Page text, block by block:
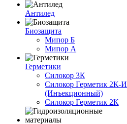
Антилед
Биозащита
Мипор Б
Мипор А
Герметики
Силокор 3К
Силокор Герметик 2К-И
(Инъекционный)
Силокор Герметик 2К